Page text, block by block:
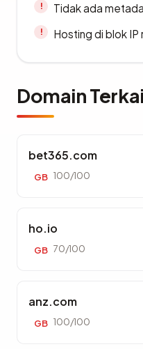
Tidak ada
Hosting di blok
Domain
bet365.com
GB 100/100
ho.io
GB 70/100
anz.com
GB 100/100